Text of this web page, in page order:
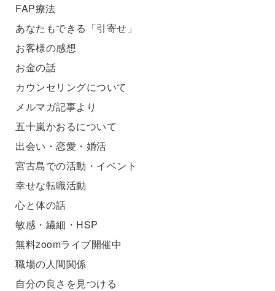
FAP療法
あなたもできる「引寄せ」
お客様の感想
お金の話
カウンセリングについて
メルマガ記事より
五十嵐かおるについて
出会い・恋愛・婚活
宮古島での活動・イベント
幸せな転職活動
心と体の話
敏感・繊細・HSP
無料zoomライブ開催中
職場の人間関係
自分の良さを見つける